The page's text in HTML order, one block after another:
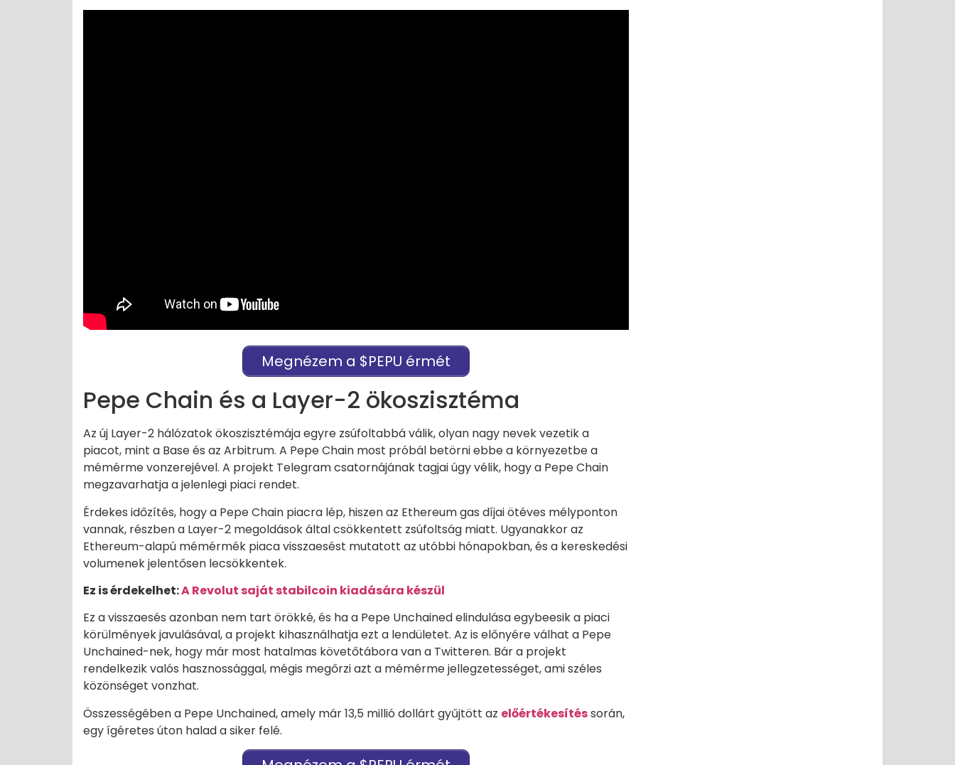
Megnézem a $PEPU érmét
Pepe Chain és a Layer-2 ökoszisztéma
Az új Layer-2 hálózatok ökoszisztémája egyre zsúfoltabbá válik, olyan nagy nevek vezetik a
piacot, mint a Base és az Arbitrum. A Pepe Chain most próbál betörni ebbe a környezetbe a
mémérme vonzerejével. A projekt Telegram csatornájának tagjai úgy vélik, hogy a Pepe Chain
megzavarhatja a jelenlegi piaci rendet.
Érdekes időzítés, hogy a Pepe Chain piacra lép, hiszen az Ethereum gas díjai ötéves mélyponton
vannak, részben a Layer-2 megoldások által csökkentett zsúfoltság miatt. Ugyanakkor az
Ethereum-alapú mémérmék piaca visszaesést mutatott az utóbbi hónapokban, és a kereskedési
volumenek jelentősen lecsökkentek.
Ez is érdekelhet:A Revolut saját stabilcoin kiadására készül
Ez a visszaesés azonban nem tart örökké, és ha a Pepe Unchained elindulása egybeesik a piaci
körülmények javulásával, a projekt kihasználhatja ezt a lendületet. Az is előnyére válhat a Pepe
Unchained-nek, hogy már most hatalmas követőtábora van a Twitteren. Bár a projekt
rendelkezik valós hasznossággal, mégis megőrzi azt a mémérme jellegzetességet, ami széles
közönséget vonzhat.
Összességében a Pepe Unchained, amely már 13,5 millió dollárt gyűjtött az előértékesítéssorán,
egy ígéretes úton halad a siker felé.